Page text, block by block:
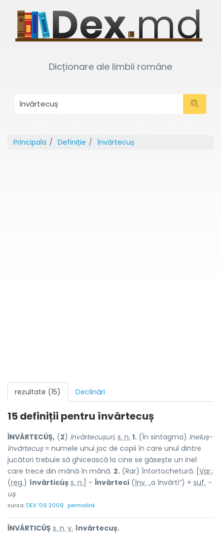
Dicționare ale limbii române
Principala Definiție învârtecuș
rezultate (15) Declinări
15 definiții pentru învârtecuș
ÎNVÂRTECÚȘ, (2) învârtecușuri, s. n. 1. (În sintagma) Ineluș-
învârtecuș= numele unui joc de copii în care unul dintre
jucători trebuie să ghicească la cine se găsește un inel
care trece din mână în mână. 2. (Rar) Întortochetură. [ Var.:
(reg.) învârticúș s. n. ] – Învârteci (înv. „a învârti”) + suf. -
uș.
sursa:DEX '09 2009 permalink
ÎNVÂRTICÚȘ s. n. v. învârtecuș.